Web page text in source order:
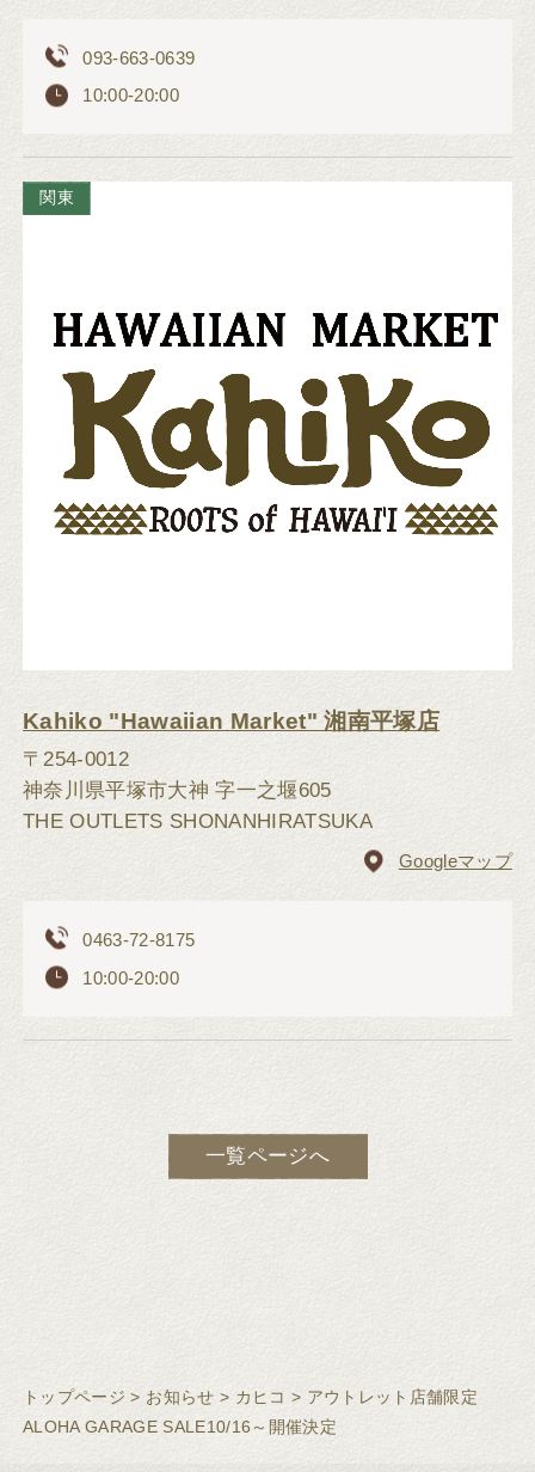
093-663-0639
10:00-20:00
関東
Kahiko "Hawaiian Market" 湘南平塚店
〒254-0012
神奈川県平塚市大神 字一之堰605
THE OUTLETS SHONANHIRATSUKA
Googleマップ
0463-72-8175
10:00-20:00
一覧ページへ
トップページ > お知らせ > カヒコ > アウトレット店舗限定
ALOHA GARAGE SALE10/16～開催決定